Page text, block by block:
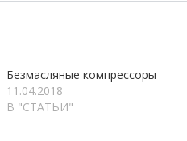
Безмасляные компрессоры
11.04.2018
В "СТАТЬИ"